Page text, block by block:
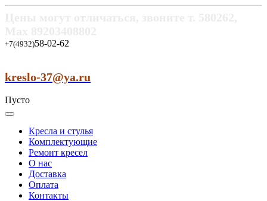
+7(4932)58-02-62
kreslo-37@ya.ru
Пусто
Кресла и стулья
Комплектующие
Ремонт кресел
О нас
Доставка
Оплата
Контакты